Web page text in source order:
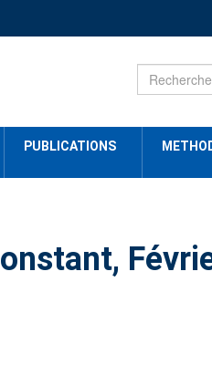
PUBLICATIONS